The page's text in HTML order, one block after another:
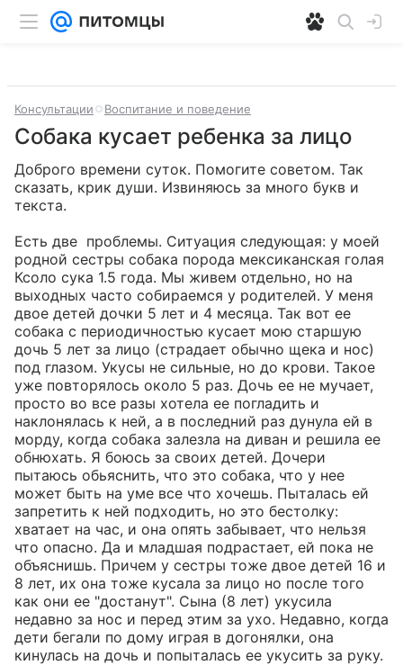
Консультации Воспитание и поведение
Собака кусает ребенка за лицо
Доброго времени суток. Помогите советом. Так
сказать, крик души. Извиняюсь за много букв и
текста.
Есть две  проблемы. Ситуация следующая: у моей
родной сестры собака порода мексиканская голая
Ксоло сука 1.5 года. Мы живем отдельно, но на
выходных часто собираемся у родителей. У меня
двое детей дочки 5 лет и 4 месяца. Так вот ее
собака с периодичностью кусает мою старшую
дочь 5 лет за лицо (страдает обычно щека и нос)
под глазом. Укусы не сильные, но до крови. Такое
уже повторялось около 5 раз. Дочь ее не мучает,
просто во все разы хотела ее погладить и
наклонялась к ней, а в последний раз дунула ей в
морду, когда собака залезла на диван и решила ее
обнюхать. Я боюсь за своих детей. Дочери
пытаюсь обьяснить, что это собака, что у нее
может быть на уме все что хочешь. Пыталась ей
запретить к ней подходить, но это бестолку:
хватает на час, и она опять забывает, что нельзя
что опасно. Да и младшая подрастает, ей пока не
объяснишь. Причем у сестры тоже двое детей 16 и
8 лет, их она тоже кусала за лицо но после того
как они ее "достанут". Сына (8 лет) укусила
недавно за нос и перед этим за ухо. Недавно, когда
дети бегали по дому играя в догонялки, она
кинулась на дочь и попыталась ее укусить за руку.